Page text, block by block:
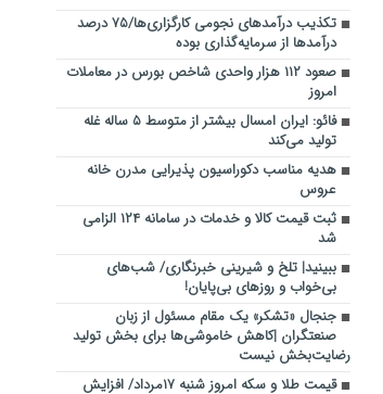
تکذیب درآمدهای نجومی کارگزاری‌ها/۷۵ درصد
درآمدها از سرمایه‌گذاری بوده
صعود ۱۱۲ هزار واحدی شاخص بورس در معاملات
امروز
فائو: ایران امسال بیشتر از متوسط ۵ ساله غله
تولید می‌کند
هدیه مناسب دکوراسیون پذیرایی مدرن خانه
عروس
ثبت قیمت کالا و خدمات در سامانه ۱۲۴ الزامی
شد
ببینید| تلخ و شیرینی خبرنگاری/‌ شب‌های
بی‌خواب و روزهای بی‌پایان!
جنجال «تشکر» یک مقام مسئول از زبان
صنعتگران |کاهش خاموشی‌ها برای بخش تولید
رضایت‌بخش نیست
قیمت طلا و سکه امروز شنبه ۱۷مرداد/ افزایش